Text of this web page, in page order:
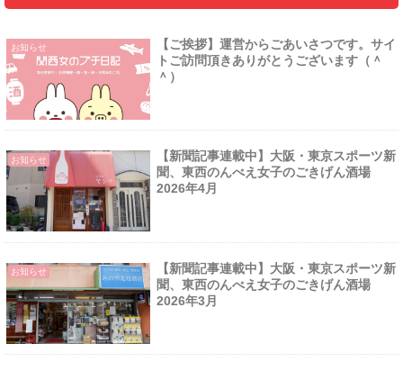
お知らせ
【ご挨拶】運営からごあいさつです。サイ
トご訪問頂きありがとうございます（＾
＾）
お知らせ
【新聞記事連載中】大阪・東京スポーツ新
聞、東西のんべえ女子のごきげん酒場
2026年4月
お知らせ
【新聞記事連載中】大阪・東京スポーツ新
聞、東西のんべえ女子のごきげん酒場
2026年3月